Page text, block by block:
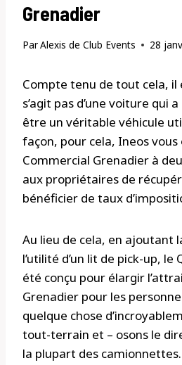
Grenadier
ParAlexis de Club Events 28
Compte tenu de tout cela, il
s’agit pas d’une voiture qui
être un véritable véhicule
façon, pour cela, Ineos
Commercial Grenadier à
aux propriétaires de
bénéficier de taux
Au lieu de cela, en ajoutant
l’utilité d’un lit de pick-up,
été conçu pour élargir
Grenadier pour les
quelque chose
tout-terrain et – osons le
la plupart des